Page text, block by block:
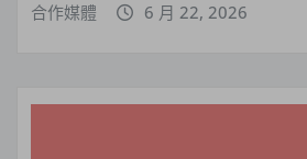
合作媒體 6 月 22, 2026